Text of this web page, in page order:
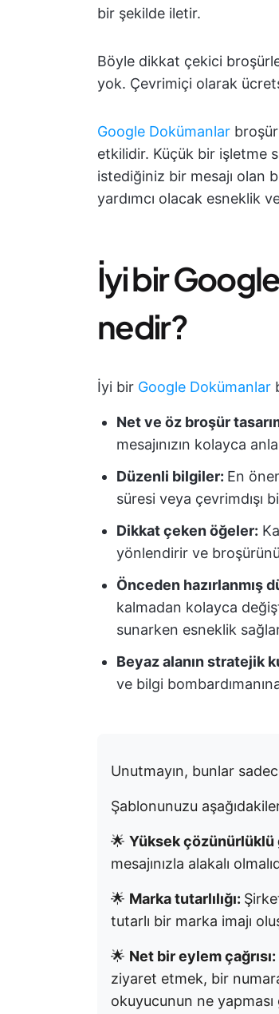
bir şekilde iletir.
Böyle dikkat çekici
yok. Çevrimiçi olarak
Google Dokümanlar broşür
etkilidir. Küçük bir işletme
istediğiniz bir mesajı olan
yardımcı olacak esneklik
İyi bir
nedir?
İyi bir Google Dokümanlar
Net ve öz broşür
mesajınızın kolayca
Düzenli bilgiler: En
süresi veya çevrimdışı
Dikkat çeken öğeler:
yönlendirir ve
Önceden hazırlanmış
kalmadan kolayca
sunarken esneklik
Beyaz alanın stratejik
ve bilgi
Unutmayın, bunlar
Şablonunuzu
🌟 Yüksek çözünürlüklü
mesajınızla alakalı
🌟 Marka tutarlılığı:
tutarlı bir marka imajı
🌟 Net bir eylem çağrısı:
ziyaret etmek, bir
okuyucunun ne